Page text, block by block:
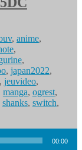
, anime,
,
,
, japan2022,
jeuvideo,
manga, ogrest,
shanks, switch,
00:00